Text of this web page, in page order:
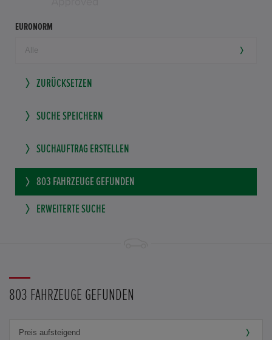
EURONORM
ZURÜCKSETZEN
SUCHE SPEICHERN
SUCHAUFTRAG ERSTELLEN
803 FAHRZEUGE GEFUNDEN
ERWEITERTE SUCHE
803 FAHRZEUGE GEFUNDEN